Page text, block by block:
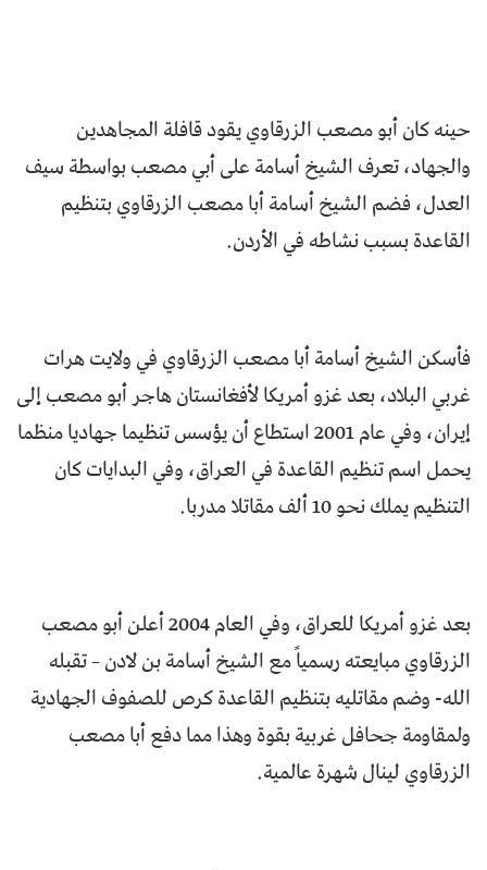
حينه كان أبو مصعب الزرقاوي يقود قافلة المجاهدين
والجهاد، تعرف الشيخ أسامة على أبي مصعب بواسطة سيف
العدل، فضم الشيخ أسامة أبا مصعب الزرقاوي بتنظيم
القاعدة بسبب نشاطه في الأردن.
فأسكن الشيخ أسامة أبا مصعب الزرقاوي في ولايت هرات
غربي البلاد، بعد غزو أمريكا لأفغانستان هاجر أبو مصعب إلى
إيران، وفي عام 2001 استطاع أن يؤسس تنظيما جهاديا منظما
يحمل اسم تنظيم القاعدة في العراق، وفي البدايات كان
التنظيم يملك نحو 10 ألف مقاتلا مدربا.
بعد غزو أمريكا للعراق، وفي العام 2004 أعلن أبو مصعب
الزرقاوي مبايعته رسمياً مع الشيخ أسامة بن لادن – تقبله
الله- وضم مقاتليه بتنظيم القاعدة كرص للصفوف الجهادية
ولمقاومة جحافل غربية بقوة وهذا مما دفع أبا مصعب
الزرقاوي لينال شهرة عالمية.